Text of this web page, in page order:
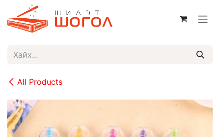
Skip to Content
All Products